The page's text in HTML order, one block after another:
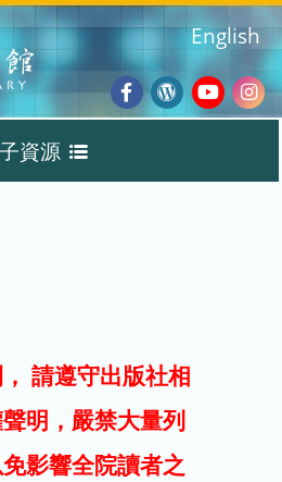
Facebook
Wordpress
English
資源
期刊
試用
請遵守出版社相
明，嚴禁大量列
影響全院讀者之